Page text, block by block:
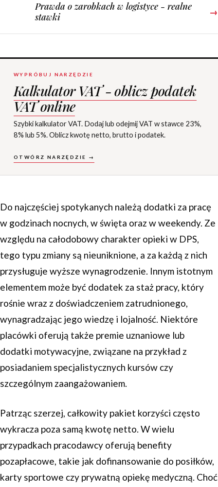
Prawda o zarobkach w logistyce - realne
stawki
→
WYPRÓBUJ NARZĘDZIE
Kalkulator VAT - oblicz podatek
VAT online
Szybki kalkulator VAT. Dodaj lub odejmij VAT w stawce 23%,
8% lub 5%. Oblicz kwotę netto, brutto i podatek.
OTWÓRZ NARZĘDZIE →
Do najczęściej spotykanych należą dodatki za pracę
w godzinach nocnych, w święta oraz w weekendy. Ze
względu na całodobowy charakter opieki w DPS,
tego typu zmiany są nieuniknione, a za każdą z nich
przysługuje wyższe wynagrodzenie. Innym istotnym
elementem może być dodatek za staż pracy, który
rośnie wraz z doświadczeniem zatrudnionego,
wynagradzając jego wiedzę i lojalność. Niektóre
placówki oferują także premie uznaniowe lub
dodatki motywacyjne, związane na przykład z
posiadaniem specjalistycznych kursów czy
szczególnym zaangażowaniem.
Patrząc szerzej, całkowity pakiet korzyści często
wykracza poza samą kwotę netto. W wielu
przypadkach pracodawcy oferują benefity
pozapłacowe, takie jak dofinansowanie do posiłków,
karty sportowe czy prywatną opiekę medyczną. Choć